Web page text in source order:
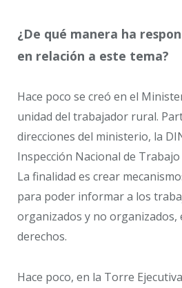
¿De qué manera ha
en relación a este tema?
Hace poco se creó en el
unidad del trabajador rural.
direcciones del ministerio, la
Inspección Nacional de
La finalidad es crear
para poder informar a los
organizados y no organizados,
derechos.
Hace poco, en la Torre